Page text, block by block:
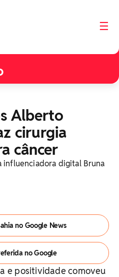
☰
Alberto
cirurgia
câncer
influenciadora digital Bruna
no Google News
no Google
e positividade comoveu